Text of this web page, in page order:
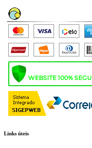
Links úteis